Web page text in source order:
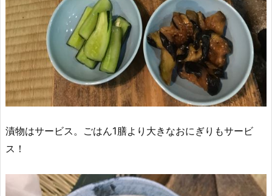
漬物はサービス。ごはん1膳より大きなおにぎりもサービ
ス！